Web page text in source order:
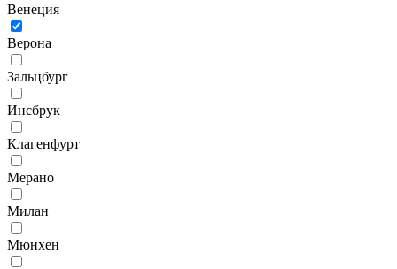
Венеция
Верона
Зальцбург
Инсбрук
Клагенфурт
Мерано
Милан
Мюнхен